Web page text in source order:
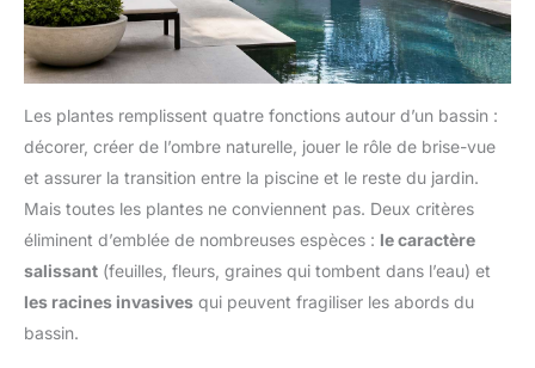
Les plantes remplissent quatre fonctions autour d’un bassin :
décorer, créer de l’ombre naturelle, jouer le rôle de brise-vue
et assurer la transition entre la piscine et le reste du jardin.
Mais toutes les plantes ne conviennent pas. Deux critères
éliminent d’emblée de nombreuses espèces : le caractère
salissant (feuilles, fleurs, graines qui tombent dans l’eau) et
les racines invasives qui peuvent fragiliser les abords du
bassin.